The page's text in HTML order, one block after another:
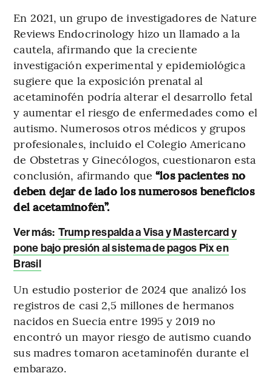
En 2021, un grupo de investigadores de Nature
Reviews Endocrinology hizo un llamado a la
cautela, afirmando que la creciente
investigación experimental y epidemiológica
sugiere que la exposición prenatal al
acetaminofén podría alterar el desarrollo fetal
y aumentar el riesgo de enfermedades como el
autismo. Numerosos otros médicos y grupos
profesionales, incluido el Colegio Americano
de Obstetras y Ginecólogos, cuestionaron esta
conclusión, afirmando que “los pacientes no
deben dejar de lado los numerosos beneficios
del acetaminofén”.
Ver más: Trump respalda a Visa y Mastercard y
pone bajo presión al sistema de pagos Pix en
Brasil
Un estudio posterior de 2024 que analizó los
registros de casi 2,5 millones de hermanos
nacidos en Suecia entre 1995 y 2019 no
encontró un mayor riesgo de autismo cuando
sus madres tomaron acetaminofén durante el
embarazo.